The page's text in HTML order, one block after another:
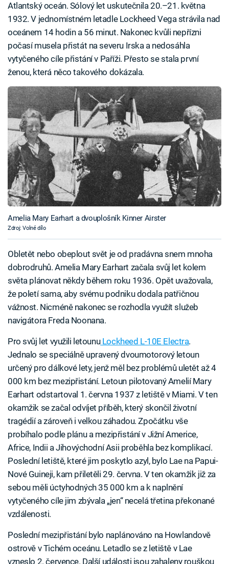
Atlantský oceán. Sólový let uskutečnila 20.–21. května
1932. V jednomístném letadle Lockheed Vega strávila nad
oceánem 14 hodin a 56 minut. Nakonec kvůli nepřízni
počasí musela přistát na severu Irska a nedosáhla
vytyčeného cíle přistání v Paříži. Přesto se stala první
ženou, která něco takového dokázala.
Amelia Mary Earhart a dvouplošník Kinner Airster
Zdroj: Volné dílo
Obletět nebo obeplout svět je od pradávna snem mnoha
dobrodruhů. Amelia Mary Earhart začala svůj let kolem
světa plánovat někdy během roku 1936. Opět uvažovala,
že poletí sama, aby svému podniku dodala patřičnou
vážnost. Nicméně nakonec se rozhodla využít služeb
navigátora Freda Noonana.
Pro svůj let využili letounuLockheed L-10E Electra.
Jednalo se speciálně upravený dvoumotorový letoun
určený pro dálkové lety, jenž měl bez problémů uletět až 4
000 km bez mezipřistání. Letoun pilotovaný Amelií Mary
Earhart odstartoval 1. června 1937 z letiště v Miami. V ten
okamžik se začal odvíjet příběh, který skončil životní
tragédií a zároveň i velkou záhadou. Zpočátku vše
probíhalo podle plánu a mezipřistání v Jižní Americe,
Africe, Indii a Jihovýchodní Asii proběhla bez komplikací.
Poslední letiště, které jim poskytlo azyl, bylo Lae na Papui-
Nové Guineji, kam přiletěli 29. června. V ten okamžik již za
sebou měli úctyhodných 35 000 km a k naplnění
vytyčeného cíle jim zbývala „jen“ necelá třetina překonané
vzdálenosti.
Poslední mezipřistání bylo naplánováno na Howlandově
ostrově v Tichém oceánu. Letadlo se z letiště v Lae
vzneslo 2. července. Další události jsou zahaleny rouškou